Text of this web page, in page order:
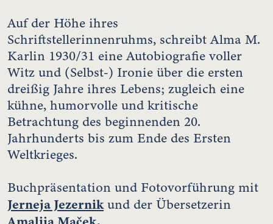
Auf der Höhe ihres
Schriftstellerinnenruhms, schreibt Alma M.
Karlin 1930/31 eine Autobiografie voller
Witz und (Selbst-) Ironie über die ersten
dreißig Jahre ihres Lebens; zugleich eine
kühne, humorvolle und kritische
Betrachtung des beginnenden 20.
Jahrhunderts bis zum Ende des Ersten
Weltkrieges.
Buchpräsentation und Fotovorführung mit
Jerneja Jezernikund der Übersetzerin